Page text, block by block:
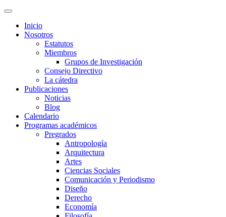
Inicio
Nosotros
Estatutos
Miembros
Grupos de Investigación
Consejo Directivo
La cátedra
Publicaciones
Noticias
Blog
Calendario
Programas académicos
Pregrados
Antropología
Arquitectura
Artes
Ciencias Sociales
Comunicación y Periodismo
Diseño
Derecho
Economía